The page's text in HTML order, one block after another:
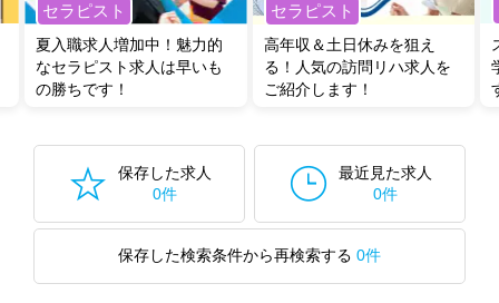
セラピスト
夏入職求人増加中！魅力的
なセラピスト求人は早いも
の勝ちです！
セラピスト
高年収＆土日休みを狙え
る！人気の訪問リハ求人を
ご紹介します！
保存した求人
0件
最近見た求人
0件
保存した検索条件から再検索する 0件